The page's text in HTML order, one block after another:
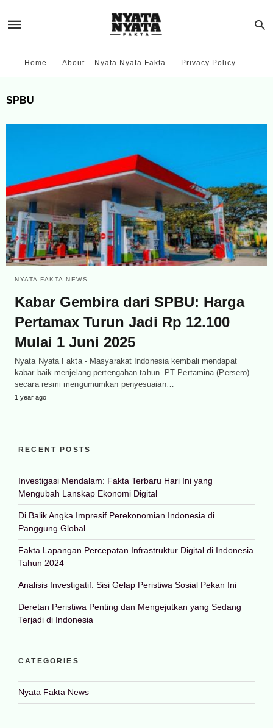
Home About – Nyata Nyata Fakta Privacy Policy
SPBU
NYATA FAKTA NEWS
Kabar Gembira dari SPBU: Harga
Pertamax Turun Jadi Rp 12.100
Mulai 1 Juni 2025
Nyata Nyata Fakta - Masyarakat Indonesia kembali mendapat
kabar baik menjelang pertengahan tahun. PT Pertamina (Persero)
secara resmi mengumumkan penyesuaian…
1 year ago
RECENT POSTS
Investigasi Mendalam: Fakta Terbaru Hari Ini yang
Mengubah Lanskap Ekonomi Digital
Di Balik Angka Impresif Perekonomian Indonesia di
Panggung Global
Fakta Lapangan Percepatan Infrastruktur Digital di Indonesia
Tahun 2024
Analisis Investigatif: Sisi Gelap Peristiwa Sosial Pekan Ini
Deretan Peristiwa Penting dan Mengejutkan yang Sedang
Terjadi di Indonesia
CATEGORIES
Nyata Fakta News